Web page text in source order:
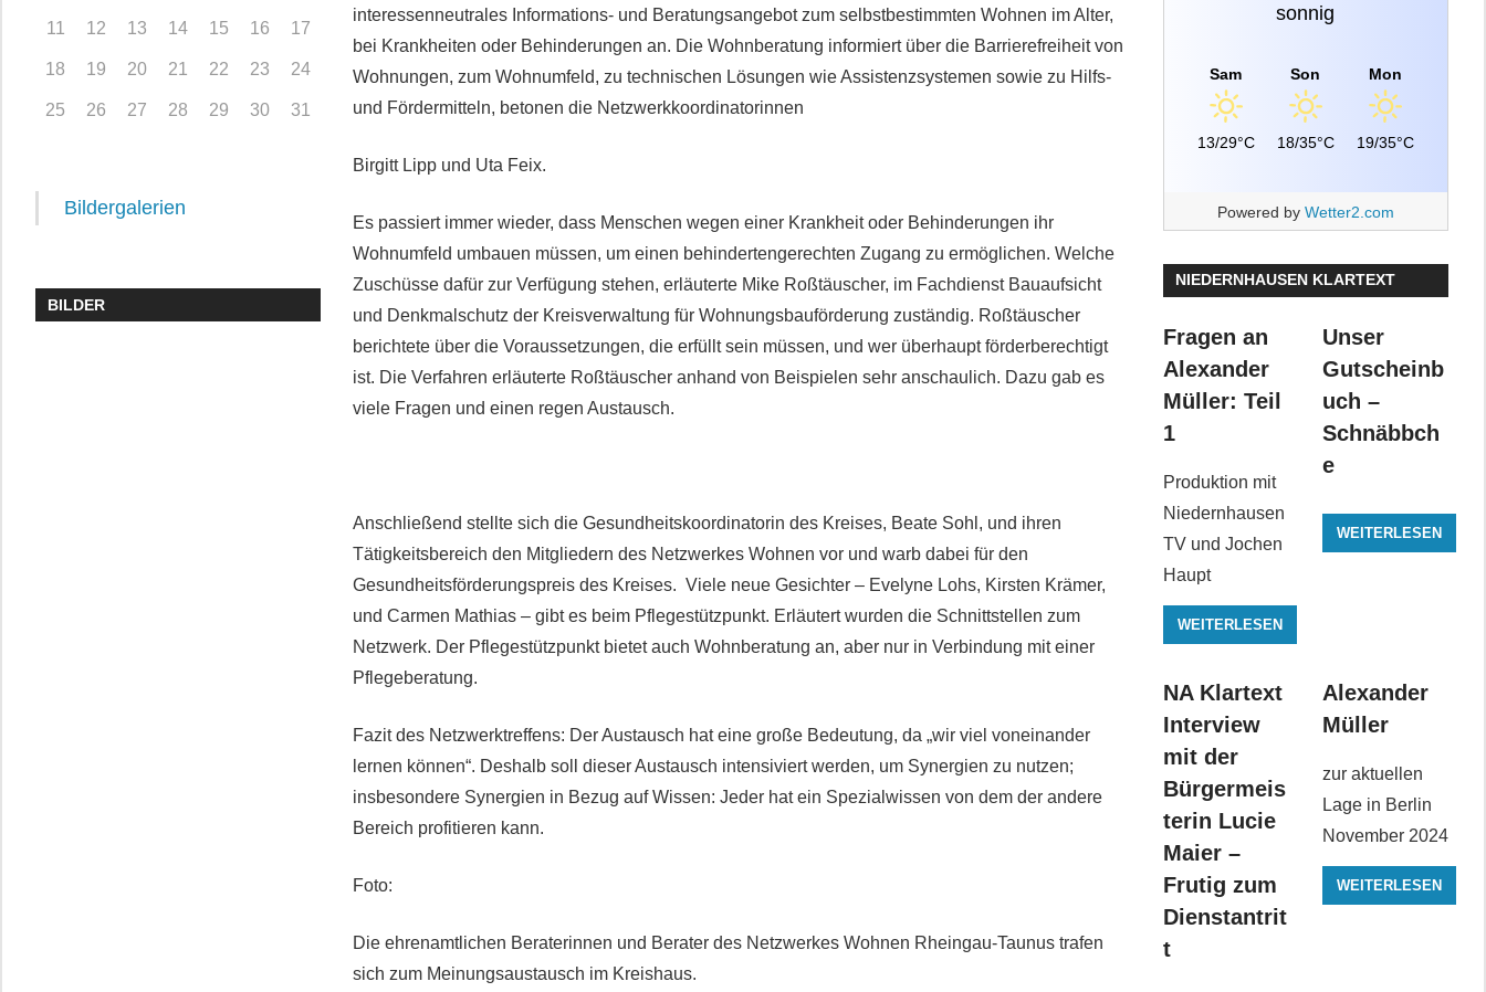
interessenneutrales Informations- und Beratungsangebot zum selbstbestimmten Wohnen im Alter,
bei Krankheiten oder Behinderungen an. Die Wohnberatung informiert über die Barrierefreiheit von
Wohnungen, zum Wohnumfeld, zu technischen Lösungen wie Assistenzsystemen sowie zu Hilfs-
und Fördermitteln, betonen die Netzwerkkoordinatorinnen
Birgitt Lipp und Uta Feix.
Es passiert immer wieder, dass Menschen wegen einer Krankheit oder Behinderungen ihr
Wohnumfeld umbauen müssen, um einen behindertengerechten Zugang zu ermöglichen. Welche
Zuschüsse dafür zur Verfügung stehen, erläuterte Mike Roßtäuscher, im Fachdienst Bauaufsicht
und Denkmalschutz der Kreisverwaltung für Wohnungsbauförderung zuständig. Roßtäuscher
berichtete über die Voraussetzungen, die erfüllt sein müssen, und wer überhaupt förderberechtigt
ist. Die Verfahren erläuterte Roßtäuscher anhand von Beispielen sehr anschaulich. Dazu gab es
viele Fragen und einen regen Austausch.
Anschließend stellte sich die Gesundheitskoordinatorin des Kreises, Beate Sohl, und ihren
Tätigkeitsbereich den Mitgliedern des Netzwerkes Wohnen vor und warb dabei für den
Gesundheitsförderungspreis des Kreises. Viele neue Gesichter – Evelyne Lohs, Kirsten Krämer,
und Carmen Mathias – gibt es beim Pflegestützpunkt. Erläutert wurden die Schnittstellen zum
Netzwerk. Der Pflegestützpunkt bietet auch Wohnberatung an, aber nur in Verbindung mit einer
Pflegeberatung.
Fazit des Netzwerktreffens: Der Austausch hat eine große Bedeutung, da „wir viel voneinander
lernen können“. Deshalb soll dieser Austausch intensiviert werden, um Synergien zu nutzen;
insbesondere Synergien in Bezug auf Wissen: Jeder hat ein Spezialwissen von dem der andere
Bereich profitieren kann.
Foto:
Die ehrenamtlichen Beraterinnen und Berater des Netzwerkes Wohnen Rheingau-Taunus trafen
sich zum Meinungsaustausch im Kreishaus.
11 12 13 14 15 16 17
18 19 20 21 22 23 24
25 26 27 28 29 30 31
Bildergalerien
BILDER
sonnig
Sam
13/29°C
Son
18/35°C
Mon
19/35°C
Powered by Wetter2.com
NIEDERNHAUSEN KLARTEXT
Fragen an
Alexander
Müller: Teil
1
Produktion mit
Niedernhausen
TV und Jochen
Haupt
WEITERLESEN
Unser
Gutscheinb
uch –
Schnäbbch
e
WEITERLESEN
NA Klartext
Interview
mit der
Bürgermeis
terin Lucie
Maier –
Frutig zum
Dienstantrit
t
Alexander
Müller
zur aktuellen
Lage in Berlin
November 2024
WEITERLESEN